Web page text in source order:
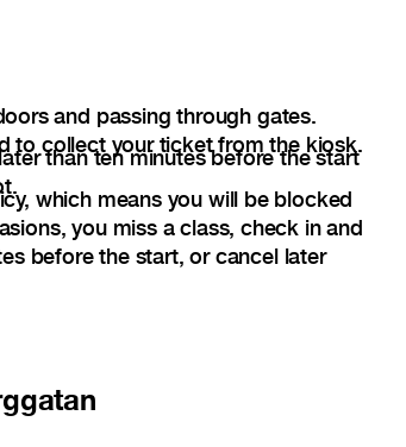
and passing through gates.
to collect your ticket from the kiosk.
than ten minutes before the start
which means you will be blocked
you miss a class, check in and
before the start, or cancel later